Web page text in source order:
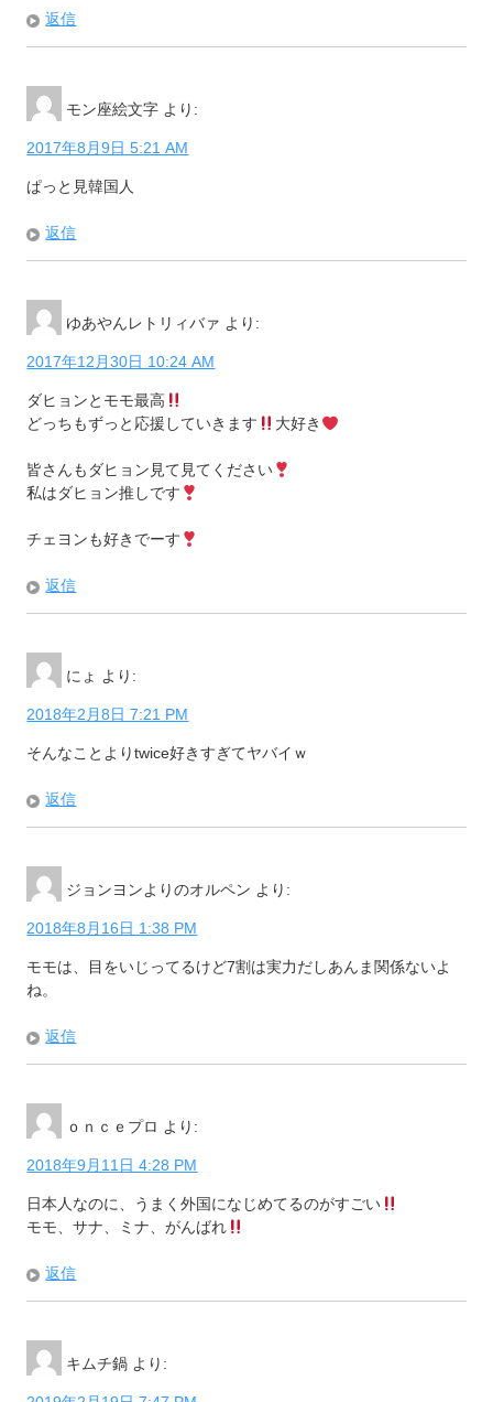
返信
モン座絵文字 より:
2017年8月9日 5:21 AM
ぱっと見韓国人
返信
ゆあやんレトリィバァ より:
2017年12月30日 10:24 AM
ダヒョンとモモ最高
どっちもずっと応援していきます
大好き
皆さんもダヒョン見て見てください
私はダヒョン推しです
チェヨンも好きでーす
返信
にょ より:
2018年2月8日 7:21 PM
そんなことよりtwice好きすぎてヤバイｗ
返信
ジョンヨンよりのオルペン より:
2018年8月16日 1:38 PM
モモは、目をいじってるけど7割は実力だしあんま関係ないよ
ね。
返信
ｏｎｃｅプロ より:
2018年9月11日 4:28 PM
日本人なのに、うまく外国になじめてるのがすごい
モモ、サナ、ミナ、がんばれ
返信
キムチ鍋 より: